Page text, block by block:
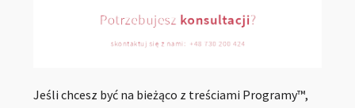
Jeśli chcesz być na bieżąco z treściami Programy™,